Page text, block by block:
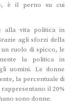
è il perno su cui
alla vita politica in
agli sforzi della
ruolo di spicco, le
la politica in
uomini. Le donne
la percentuale di
il 20%
sono donne.